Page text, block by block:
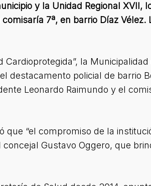
y la Unidad Regional XVII,
7ª, en barrio Díaz
Cardioprotegida”, la
destacamento policial de barrio
Leonardo Raimundo y el
que “el compromiso de la
concejal Gustavo Oggero, que